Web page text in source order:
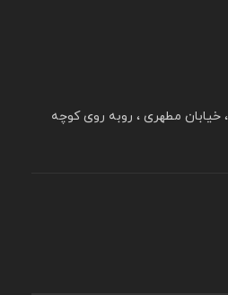
خیابان مطهری ، روبه روی کوچه